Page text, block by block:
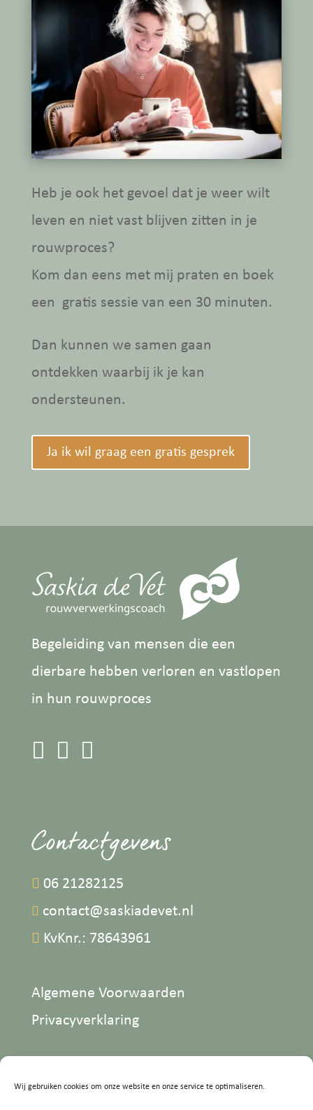
Wij gebruiken cookies om onze website en onze service te optimaliseren.
Heb je ook het gevoel dat je weer wilt
leven en niet vast blijven zitten in je
rouwproces?
Kom dan eens met mij praten en boek
een gratis sessie van een 30 minuten.
Dan kunnen we samen gaan
ontdekken waarbij ik je kan
ondersteunen.
Ja ik wil graag een gratis gesprek
Begeleiding van mensen die een
dierbare hebben verloren en vastlopen
in hun rouwproces
  
Contactgevens
 06 21282125
 contact@saskiadevet.nl
 KvKnr.: 78643961
Algemene Voorwaarden
Privacyverklaring